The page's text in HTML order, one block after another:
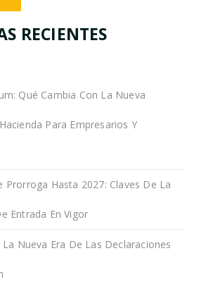
RECIENTES
Qué Cambia Con La Nueva
Para Empresarios Y
Prorroga Hasta 2027: Claves De La
Entrada En Vigor
La Nueva Era De Las Declaraciones